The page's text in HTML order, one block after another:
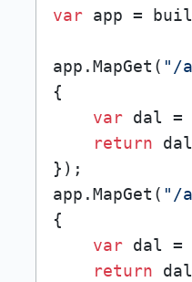
var app =
app.MapGet( "/
{
var dal =
return
});
app.MapGet( "/
{
var dal =
return